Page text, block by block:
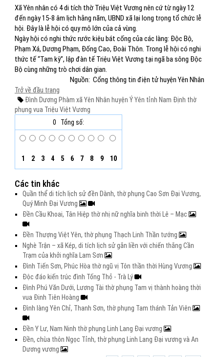
Xã Yên nhân có 4 di tích thờ Triệu Việt Vương nên cứ từ ngày 12
đến ngày 15-8 âm lịch hằng năm, UBND xã lại long trọng tổ chức lễ
hội. Đây là lễ hội có quy mô lớn của cả vùng.
Ngày hội có nghi thức rước kiệu bát cống của các làng: Độc Bộ,
Phạm Xá, Dương Phạm, Đống Cao, Đoài Thôn. Trong lễ hội có nghi
thức tế “Tam kỳ”, lập đàn tế Triệu Việt Vương tại ngã ba sông Độc
Bộ cùng những trò chơi dân gian.
Nguồn: Cổng thông tin điện tử huyện Yên Nhân
Trở về đầu trang
Đình Dương Phàm xã Yên Nhân huyện Ý Yên tỉnh Nam Định thờ
phụng vua Triệu Việt Vương
0
Tổng số:
1 2 3 4 5 6 7 8 9 10
Các tin khác
Quần thể di tích lịch sử đền Dành, thờ phụng Cao Sơn Đại Vương,
Quý Minh Đại Vương
Đền Cầu Khoai, Tân Hiệp thờ nhị nữ nghĩa binh thời Lê – Mạc
Đền Thượng Việt Yên, thờ phụng Thạch Linh Thần tướng
Nghè Trận – xã Kép, di tích lịch sử gắn liền với chiến thắng Cần
Trạm của khởi nghĩa Lam Sơn
Đình Tiến Sơn, Phúc Hòa thờ ngũ vị Tôn thần thời Hùng Vương
Độc đáo kiến trúc đình Tống Thỏ - Trà Lý
Đình Phú Văn Dưới, Lương Tài thờ phụng Tam vị thành hoàng thời
vua Đinh Tiên Hoàng
Đình làng Yên Chỉ, Thanh Sơn, thờ phụng Tam thánh Tản Viên
Đền Y Lư, Nam Ninh thờ phụng Linh Lang Đại vương
Đền, chùa thôn Ngọc Tỉnh, thờ phụng Linh Lang Đại vương và An
Dương vương